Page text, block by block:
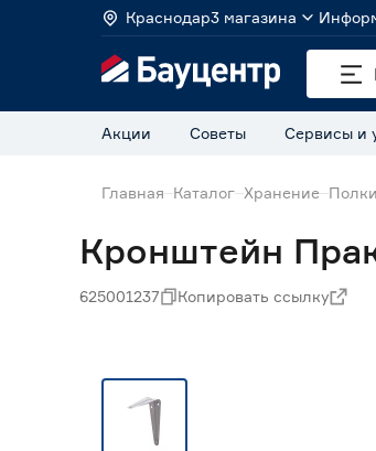
Краснодар3 магазина
Акции Советы Сервисы и
Главная Каталог Хранение
Кронштейн
625001237 Копировать ссылку